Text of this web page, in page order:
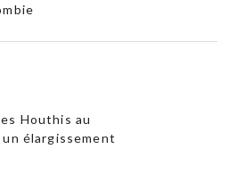
Houthis au
un élargissement